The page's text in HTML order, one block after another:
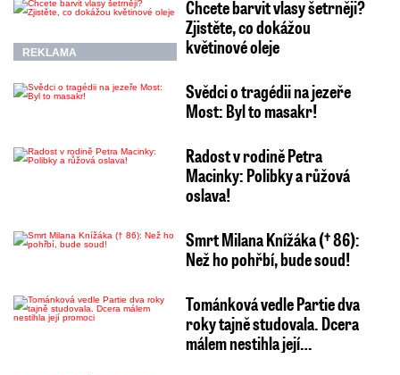
REKLAMA
Chcete barvit vlasy šetrněji?
Zjistěte, co dokážou
květinové oleje
Svědci o tragédii na jezeře
Most: Byl to masakr!
Radost v rodině Petra
Macinky: Polibky a růžová
oslava!
Smrt Milana Knížáka († 86):
Než ho pohřbí, bude soud!
Tománková vedle Partie dva
roky tajně studovala. Dcera
málem nestihla její…